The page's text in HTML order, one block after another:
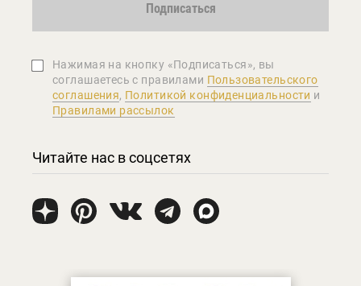
Подписаться
Нажимая на кнопку «Подписаться», вы
соглашаетеcь с правилами Пользовательского
соглашения, Политикой конфиденциальности и
Правилами рассылок
Читайте нас в соцсетях